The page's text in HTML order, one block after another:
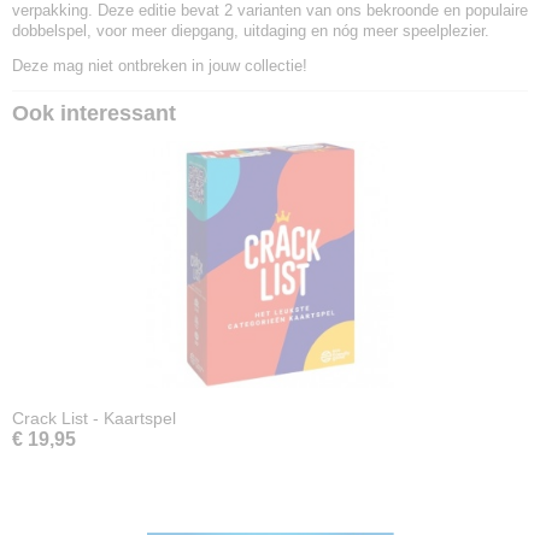
verpakking. Deze editie bevat 2 varianten van ons bekroonde en populaire
dobbelspel, voor meer diepgang, uitdaging en nóg meer speelplezier.
Deze mag niet ontbreken in jouw collectie!
Ook interessant
Crack List - Kaartspel
€ 19,95